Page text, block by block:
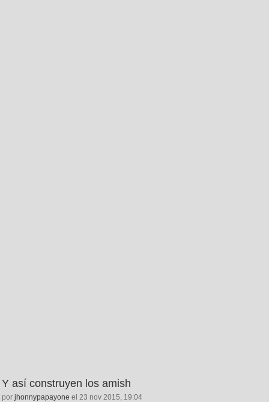
Y así construyen los amish
por jhonnypapayone el 23 nov 2015, 19:04